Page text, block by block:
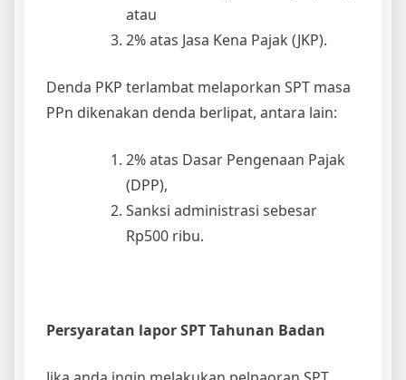
Sanksi administrasi sebesar
Rp500 ribu.
Jika anda ingin melakukan pelpaoran SPT
Tahunan Badan ada beberapa persyaratan
yang harus di lengkapi, berikut adalah
selamat 1 tahun